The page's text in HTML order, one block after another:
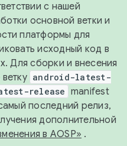
с нашей
основной ветки и
платформы для
исходный код в
Для сборки и внесения
android-latest-
release manifest
последний релиз,
дополнительной
в AOSP» .